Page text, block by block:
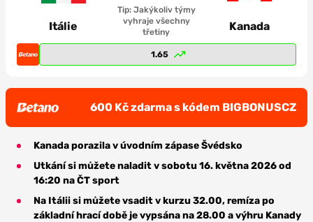
Itálie
Tip: Jakýkoliv týmy
vyhraje všechny
třetiny
Kanada
1.65
600 Kč zdarma s kódem BIGBONUSCZ
Kanada porazila v úvodním zápase Švédsko
Utkání si můžete naladit v sobotu 16. května 2026 od
16:20 na ČT sport
Na Itálii si můžete vsadit v kurzu 32.00, remíza po
základní hrací době je vypsána na 28.00 a výhru Kanady